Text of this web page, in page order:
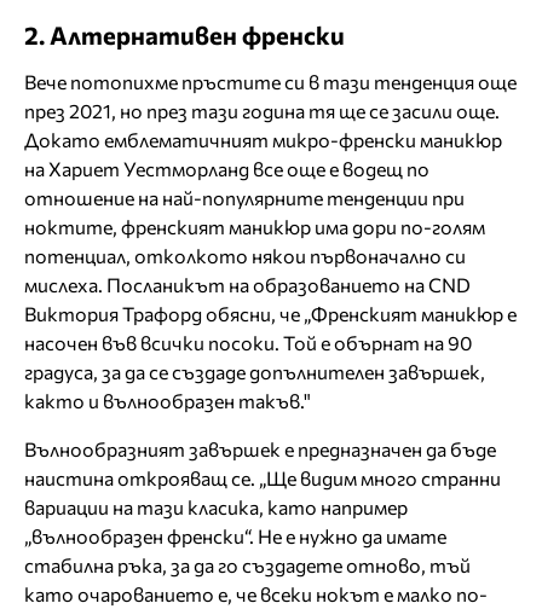
2. Алтернативен френски
Вече потопихме пръстите си в тази тенденция още
през 2021, но през тази година тя ще се засили още.
Докато емблематичният микро-френски маникюр
на Хариет Уестморланд все още е водещ по
отношение на най-популярните тенденции при
ноктите, френският маникюр има дори по-голям
потенциал, отколкото някои първоначално си
мислеха. Посланикът на образованието на CND
Виктория Трафорд обясни, че „Френският маникюр е
насочен във всички посоки. Той е обърнат на 90
градуса, за да се създаде допълнителен завършек,
както и вълнообразен такъв."
Вълнообразният завършек е предназначен да бъде
наистина открояващ се. „Ще видим много странни
вариации на тази класика, като например
„вълнообразен френски“. Не е нужно да имате
стабилна ръка, за да го създадете отново, тъй
като очарованието е, че всеки нокът е малко по-